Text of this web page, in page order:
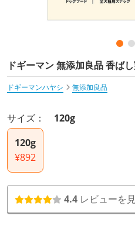
ドギーマン 無添加良品 香ば
ドギーマンハヤシ
無添加良品
サイズ： 120g
120g
¥892
4.4 レビューを